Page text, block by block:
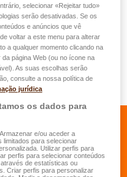
com a sua
seus serviços. Se o seu
que fosse reparado por
uma escolha livre
com quem é feito
da LALUX
o LinkedIn da LALUX
Ir para o YouTube da
Ir para o Instagram
selecionar «Rejeitar tudo»
serão desativadas. Se os
e anúncios que vê
voltar a este menu para alterar
a qualquer momento clicando na
página Web (ou no ícone na
As suas escolhas serão
consulte a nossa política de
jurídica
os dados para
e/ou aceder a
limitados para selecionar
Utilizar perfis para
perfis para selecionar conteúdos
de estatísticas ou
Criar perfis para personalizar